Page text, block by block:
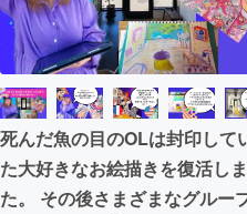
映像・映画
ビジネス・起業
まちづくり・地域活
死んだ魚の目のOLは封印して
た大好きなお絵描きを復活し
た。 その後さまざまなグルー